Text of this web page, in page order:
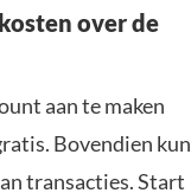
over de
aan te maken
Bovendien kun
transacties. Start